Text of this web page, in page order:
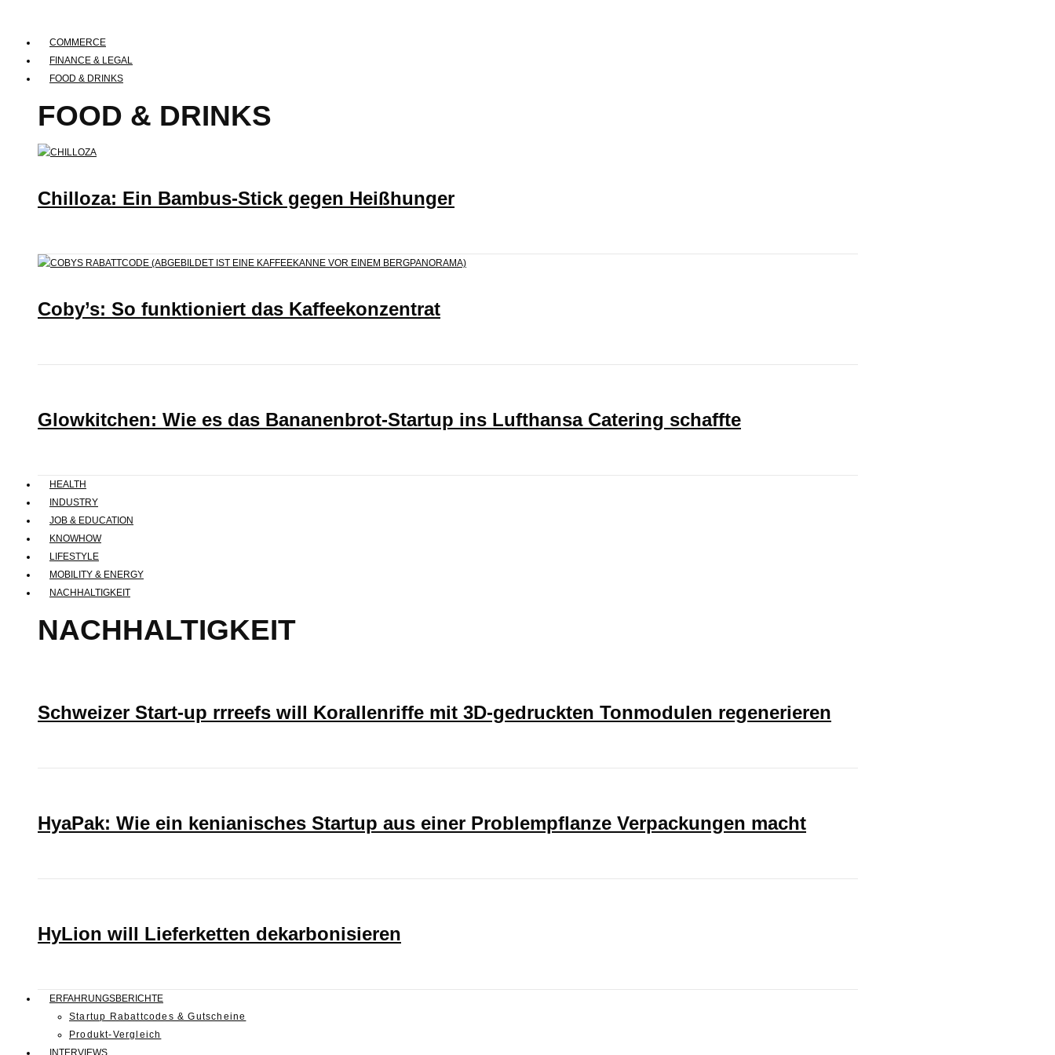
COMMERCE
FINANCE & LEGAL
FOOD & DRINKS
FOOD & DRINKS
Chilloza: Ein Bambus-Stick gegen Heißhunger
Coby’s: So funktioniert das Kaffeekonzentrat
Glowkitchen: Wie es das Bananenbrot-Startup ins Lufthansa Catering schaffte
HEALTH
INDUSTRY
JOB & EDUCATION
KNOWHOW
LIFESTYLE
MOBILITY & ENERGY
NACHHALTIGKEIT
NACHHALTIGKEIT
Schweizer Start-up rrreefs will Korallenriffe mit 3D-gedruckten Tonmodulen regenerieren
HyaPak: Wie ein kenianisches Startup aus einer Problempflanze Verpackungen macht
HyLion will Lieferketten dekarbonisieren
ERFAHRUNGSBERICHTE
Startup Rabattcodes & Gutscheine
Produkt-Vergleich
INTERVIEWS